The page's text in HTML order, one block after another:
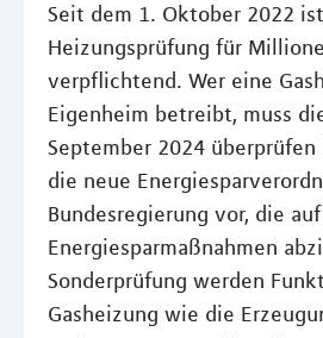
Seit dem 1. Oktober 2022
Heizungsprüfung für
verpflichtend. Wer eine
Eigenheim betreibt, muss
September 2024 überprüfen
die neue
Bundesregierung vor, die
Energiesparmaßnahmen
Sonderprüfung werden
Gasheizung wie die